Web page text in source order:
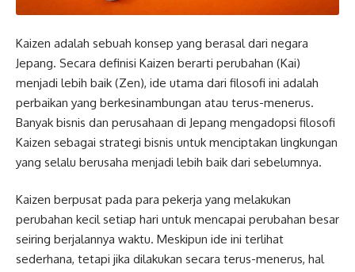
Kaizen adalah sebuah konsep yang berasal dari negara
Jepang. Secara definisi Kaizen berarti perubahan (Kai)
menjadi lebih baik (Zen), ide utama dari filosofi ini adalah
perbaikan yang berkesinambungan atau terus-menerus.
Banyak bisnis dan perusahaan di Jepang mengadopsi filosofi
Kaizen sebagai strategi bisnis untuk menciptakan lingkungan
yang selalu berusaha menjadi lebih baik dari sebelumnya.
Kaizen berpusat pada para pekerja yang melakukan
perubahan kecil setiap hari untuk mencapai perubahan besar
seiring berjalannya waktu. Meskipun ide ini terlihat
sederhana, tetapi jika dilakukan secara terus-menerus, hal